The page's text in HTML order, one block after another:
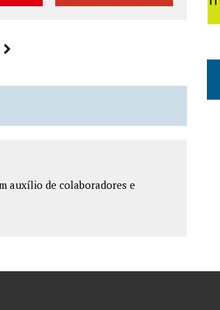
auxílio de colaboradores e